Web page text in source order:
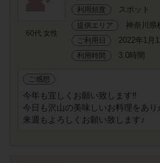
60代 女性
利用頻度
スポット
提供エリア 神奈川県
ご利用日 2022年1月
利用時間 3.0時間
ご感想
今年も宜しくお願い致します‼️
今日も沢山の美味しいお料理をあ
来週もよろしくお願い致します♪